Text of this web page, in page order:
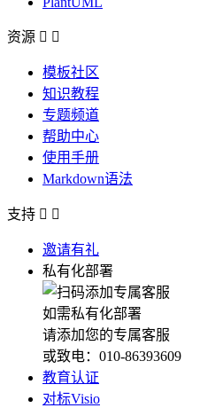
资源  
模板社区
知识教程
专题频道
帮助中心
使用手册
Markdown语法
支持  
邀请有礼
私有化部署
如需私有化部署
请添加您的专属客服
或致电：010-86393609
教育认证
对标Visio